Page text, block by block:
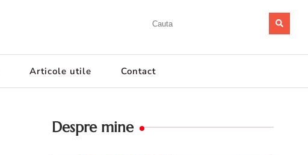
Articole utile Contact
Despre mine